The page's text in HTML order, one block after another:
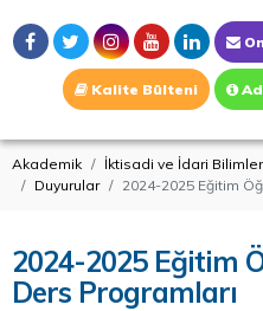
Kalite Bülteni
Akademik İktisadi ve İdari
Duyurular
2024-2025 Eğitim
2024-2025 Eğitim
Ders Programları